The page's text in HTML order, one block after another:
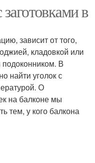
в
зависит от того,
кладовкой или
В
найти уголок с
О
на балконе мы
тем, у кого балкона